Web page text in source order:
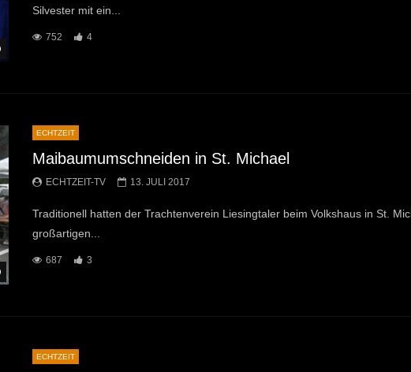
Silvester mit ein...
752 4
ECHTZEIT
Maibaumumschneiden in St. Michael
ECHTZEIT-TV 13. JULI 2017
Traditionell hatten der Trachtenverein Liesingtaler beim Volkshaus in St.
großartigen...
687 3
ECHTZEIT